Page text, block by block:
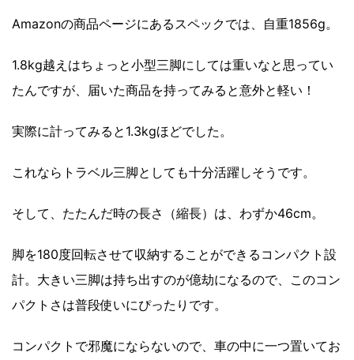
Amazonの商品ページにあるスペックでは、自重1856g。
1.8kg越えはちょっと小型三脚にしては重いなと思ってい
たんですが、届いた商品を持ってみると意外と軽い！
実際に計ってみると1.3kgほどでした。
これならトラベル三脚としても十分活躍しそうです。
そして、たたんだ時の長さ（縮長）は、わずか46cm。
脚を180度回転させて収納することができるコンパクト設
計。大きい三脚は持ち出すのが億劫になるので、このコン
パクトさは普段使いにぴったりです。
コンパクトで邪魔にならないので、車の中に一つ置いてお